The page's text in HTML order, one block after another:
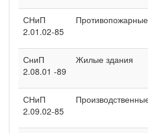
СНиП
2.01.02-85
СниП
2.08.01 -89
Жилые здания
СНиП
2.09.02-85